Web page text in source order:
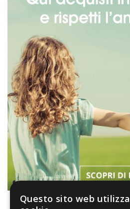
Questo sito web utilizza